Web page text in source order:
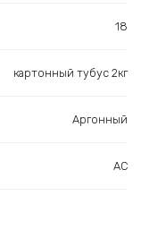
18
картонный тубус 2кг
Аргонный
AC